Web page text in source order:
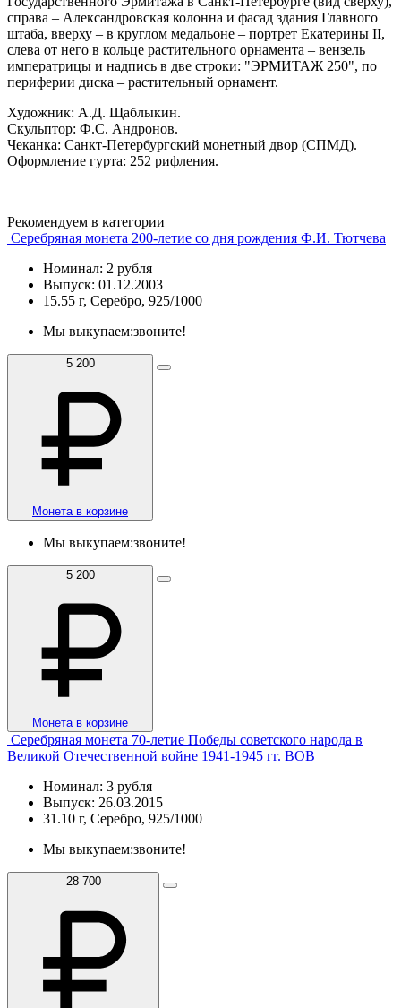
справа – Александровская колонна и фасад здания Главного
штаба, вверху – в круглом медальоне – портрет Екатерины II,
слева от него в кольце растительного орнамента – вензель
императрицы и надпись в две строки: "ЭРМИТАЖ 250", по
периферии диска – растительный орнамент.
Художник: А.Д. Щаблыкин.
Скульптор: Ф.С. Андронов.
Чеканка: Санкт-Петербургский монетный двор (СПМД).
Оформление гурта: 252 рифления.
Рекомендуем в категории
Серебряная монета 200-летие со дня рождения Ф.И. Тютчева
Номинал: 2 рубля
Выпуск: 01.12.2003
15.55 г, Серебро, 925/1000
Мы выкупаем:звоните!
5 200
Монета в корзине
Мы выкупаем:звоните!
5 200
Монета в корзине
Серебряная монета 70-летие Победы советского народа в
Великой Отечественной войне 1941-1945 гг. ВОВ
Номинал: 3 рубля
Выпуск: 26.03.2015
31.10 г, Серебро, 925/1000
Мы выкупаем:звоните!
28 700